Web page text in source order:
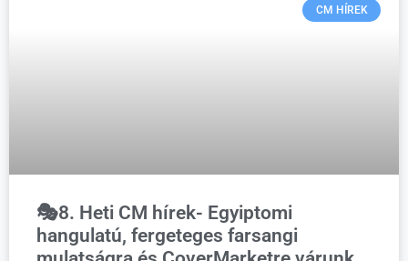
CM HÍREK
🎭8. Heti CM hírek- Egyiptomi
hangulatú, fergeteges farsangi